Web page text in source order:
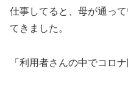
仕事してると、母が通っ
てきました。
「利用者さんの中でコロ